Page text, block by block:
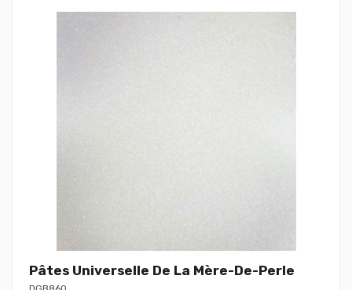
Pâtes Universelle De La Mère-De-Perle